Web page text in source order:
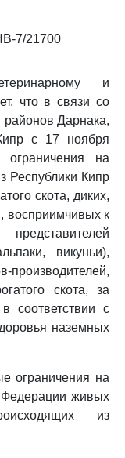
7/21700
и
что в связи со
районов Дарнака,
с 17 ноября
на
Республики Кипр
скота, диких,
восприимчивых к
викуньи),
скота, за
соответствии с
наземных
ограничения на
Федерации живых
из